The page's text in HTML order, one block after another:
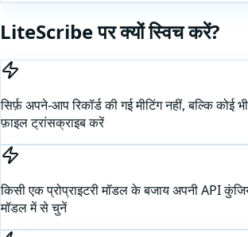
LiteScribe पर क्यों स्विच करें?
सिर्फ़ अपने-आप रिकॉर्ड की गई मीटिंग नहीं, बल्कि कोई
फ़ाइल ट्रांसक्राइब करें
किसी एक प्रोप्राइटरी मॉडल के बजाय अपनी API
मॉडल में से चुनें